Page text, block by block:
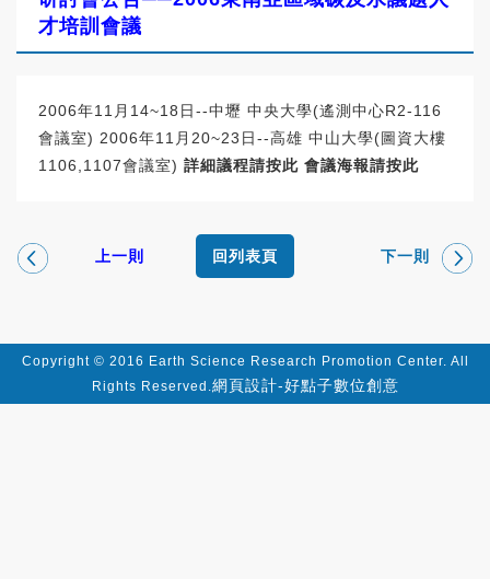
才培訓會議
2006年11月14~18日--中壢 中央大學(遙測中心R2-116
會議室) 2006年11月20~23日--高雄 中山大學(圖資大樓
1106,1107會議室) 詳細議程請按此 會議海報請按此
上一則 下一則
回列表頁
Copyright © 2016 Earth Science Research Promotion Center. All
Rights Reserved.網頁設計-好點子數位創意